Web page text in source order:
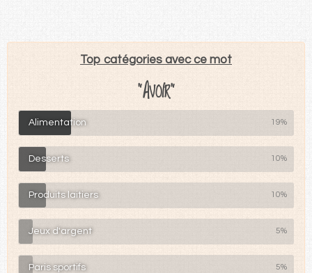
Top catégories avec ce mot
"AVOIR"
Alimentation 19%
Desserts 10%
Produits laitiers 10%
Jeux d'argent 5%
Paris sportifs 5%